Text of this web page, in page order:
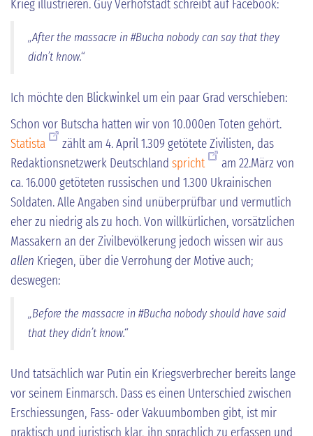
Krieg illustrieren. Guy Verhofstadt schreibt auf Facebook:
„After the massacre in #Bucha nobody can say that they
didn’t know.“
Ich möchte den Blickwinkel um ein paar Grad verschieben:
Schon vor Butscha hatten wir von 10.000en Toten gehört.
Statista
zählt am 4. April 1.309 getötete Zivilisten, das
Redaktionsnetzwerk Deutschland spricht
am 22.März von
ca. 16.000 getöteten russischen und 1.300 Ukrainischen
Soldaten. Alle Angaben sind unüberprüfbar und vermutlich
eher zu niedrig als zu hoch. Von willkürlichen, vorsätzlichen
Massakern an der Zivilbevölkerung jedoch wissen wir aus
allen Kriegen, über die Verrohung der Motive auch;
deswegen:
„Before the massacre in #Bucha nobody should have said
that they didn’t know.“
Und tatsächlich war Putin ein Kriegsverbrecher bereits lange
vor seinem Einmarsch. Dass es einen Unterschied zwischen
Erschiessungen, Fass- oder Vakuumbomben gibt, ist mir
praktisch und juristisch klar, ihn sprachlich zu erfassen und